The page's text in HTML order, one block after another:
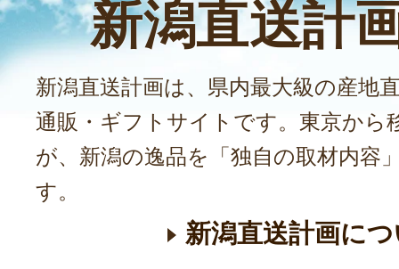
新潟直送計
新潟直送計画は、県内最大級の産地
通販・ギフトサイトです。東京から
が、新潟の逸品を「独自の取材内容
す。
新潟直送計画に